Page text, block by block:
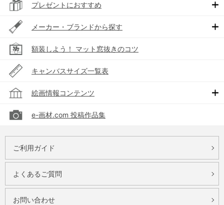
プレゼントにおすすめ
メーカー・ブランドから探す
額装しよう！ マット窓抜きのコツ
キャンバスサイズ一覧表
絵画情報コンテンツ
e-画材.com 投稿作品集
ご利用ガイド
よくあるご質問
お問い合わせ